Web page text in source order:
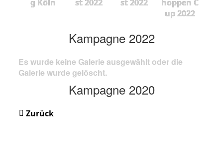
g Köln
st 2022
st 2022
hoppen C
up 2022
Kampagne 2022
Es wurde keine Galerie ausgewählt oder die
Galerie wurde gelöscht.
Kampagne 2020
Zurück